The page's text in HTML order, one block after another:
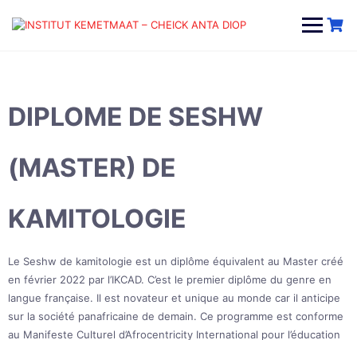
DIPLOME DE SESHW
(MASTER) DE
KAMITOLOGIE
Le Seshw de kamitologie est un diplôme équivalent au Master créé
en février 2022 par l’IKCAD. C’est le premier diplôme du genre en
langue française. Il est novateur et unique au monde car il anticipe
sur la société panafricaine de demain. Ce programme est conforme
au Manifeste Culturel d’Afrocentricity International pour l’éducation